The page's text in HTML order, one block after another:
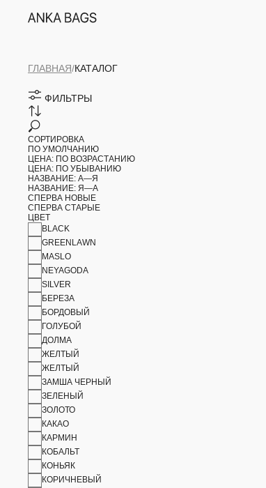
ГЛАВНАЯ/КАТАЛОГ
ФИЛЬТРЫ
СОРТИРОВКА
ПО УМОЛЧАНИЮ
ЦЕНА: ПО ВОЗРАСТАНИЮ
ЦЕНА: ПО УБЫВАНИЮ
НАЗВАНИЕ: А—Я
НАЗВАНИЕ: Я—А
СПЕРВА НОВЫЕ
СПЕРВА СТАРЫЕ
ЦВЕТ
BLACK
GREENLAWN
MASLO
NEYAGODA
SILVER
БЕРЕЗА
БОРДОВЫЙ
ГОЛУБОЙ
ДОЛМА
ЖЕЛТЫЙ
ЖЕЛТЫЙ
ЗАМША ЧЕРНЫЙ
ЗЕЛЕНЫЙ
ЗОЛОТО
КАКАО
КАРМИН
КОБАЛЬТ
КОНЬЯК
КОРИЧНЕВЫЙ